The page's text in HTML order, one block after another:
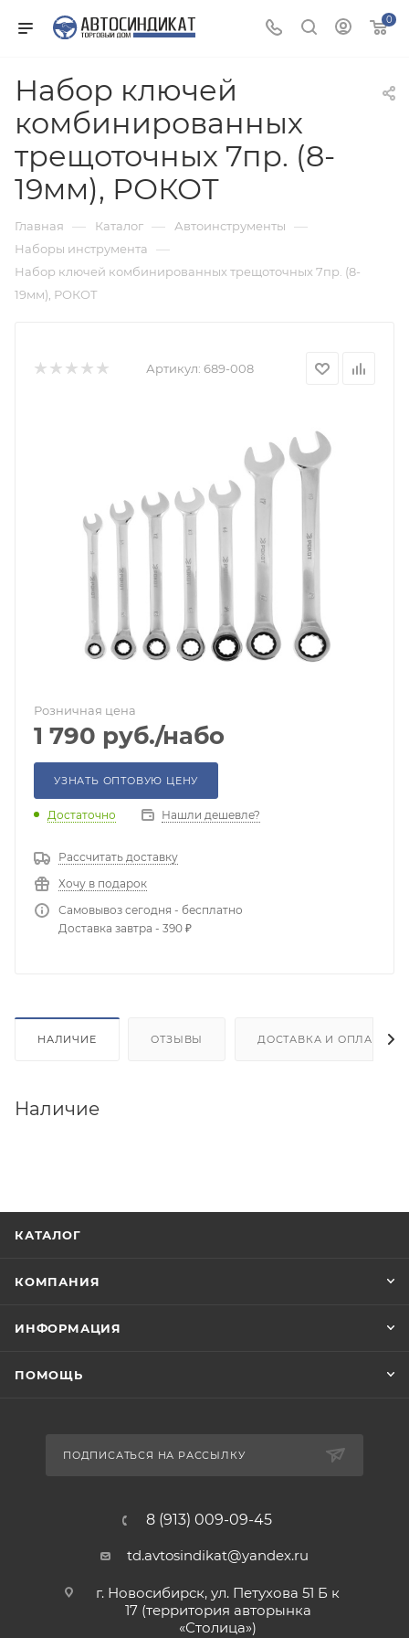
0
Набор ключей
комбинированных
трещоточных 7пр. (8-
19мм), РОКОТ
Главная — Каталог — Автоинструменты —
Наборы инструмента —
Набор ключей комбинированных трещоточных 7пр. (8-
19мм), РОКОТ
Артикул: 689-008
Розничная цена
1 790 руб./набо
УЗНАТЬ ОПТОВУЮ ЦЕНУ
Достаточно Нашли дешевле?
Рассчитать доставку
Хочу в подарок
Самовывоз сегодня - бесплатно
Доставка завтра - 390 ₽
НАЛИЧИЕ ОТЗЫВЫ ДОСТАВКА И ОПЛАТА
Наличие
КАТАЛОГ
КОМПАНИЯ
ИНФОРМАЦИЯ
ПОМОЩЬ
ПОДПИСАТЬСЯ НА РАССЫЛКУ
8 (913) 009-09-45
td.avtosindikat@yandex.ru
г. Новосибирск, ул. Петухова 51 Б к
17 (территория авторынка
«Столица»)